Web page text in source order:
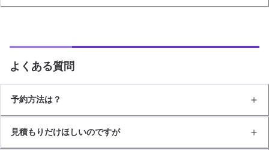
よくある質問
予約方法は？
見積もりだけほしいのですが